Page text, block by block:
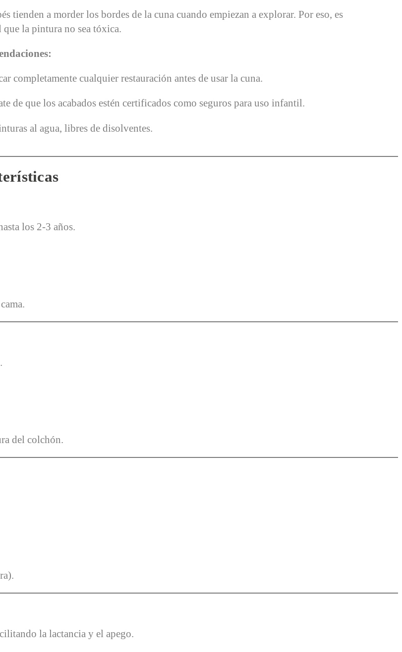
tienden a morder los bordes de la cuna cuando empiezan a explorar. Por eso, es
que la pintura no sea tóxica.
completamente cualquier restauración antes de usar la cuna.
de que los acabados estén certificados como seguros para uso infantil.
al agua, libres de disolventes.
los 2-3 años.
del colchón.
la lactancia y el apego.